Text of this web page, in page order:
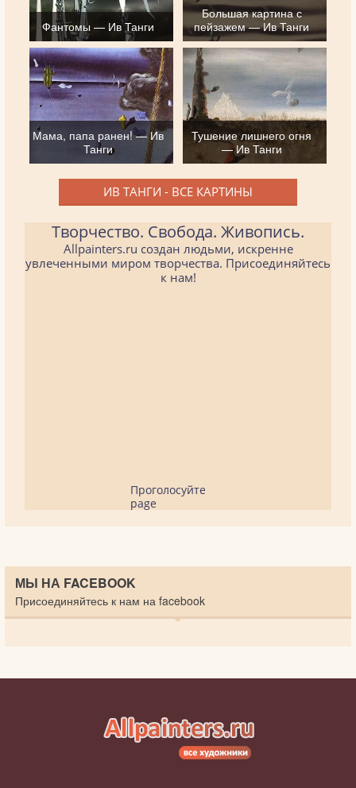
Фантомы — Ив Танги
Большая картина с
пейзажем — Ив Танги
Мама, папа ранен! — Ив
Танги
Тушение лишнего огня
— Ив Танги
ИВ ТАНГИ - ВСЕ КАРТИНЫ
Творчество. Свобода. Живопись.
Allpainters.ru создан людьми, искренне
увлеченными миром творчества. Присоединяйтесь
к нам!
Проголосуйте
page
МЫ НА FACEBOOK
Присоединяйтесь к нам на facebook